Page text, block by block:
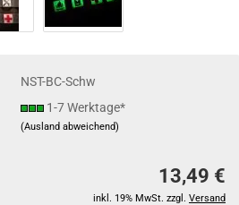
NST-BC-Schw
1-7 Werktage*
(Ausland abweichend)
13,49 €
inkl. 19% MwSt. zzgl. Versand